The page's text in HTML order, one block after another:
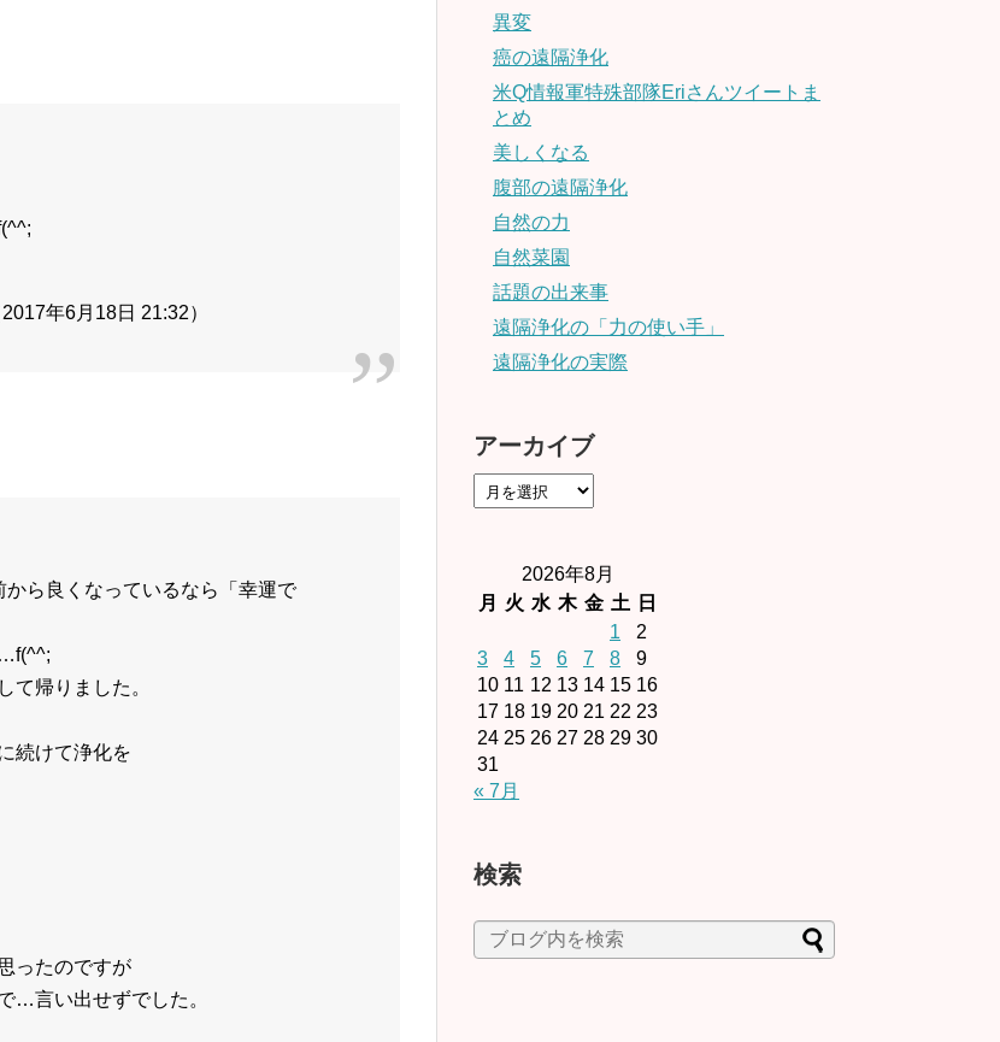
年6月18日 21:32）
ら良くなっているなら「幸運で
て帰りました。
続けて浄化を
ったのですが
…言い出せずでした。
異変
癌の遠隔浄化
米Q情報軍特殊部隊Eriさんツイートま
とめ
美しくなる
腹部の遠隔浄化
自然の力
自然菜園
話題の出来事
遠隔浄化の「力の使い手」
遠隔浄化の実際
アーカイブ
2026年8月
月
火 水 木 金 土
日
1
2
3
4 5 6 7 8
9
10 11 12 13 14 15 16
17 18 19 20 21 22 23
24 25 26 27 28 29 30
31
« 7月
検索